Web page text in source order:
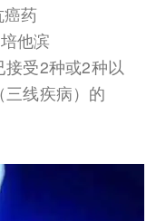
癌药
他滨
接受2种或2种以
线疾病）的